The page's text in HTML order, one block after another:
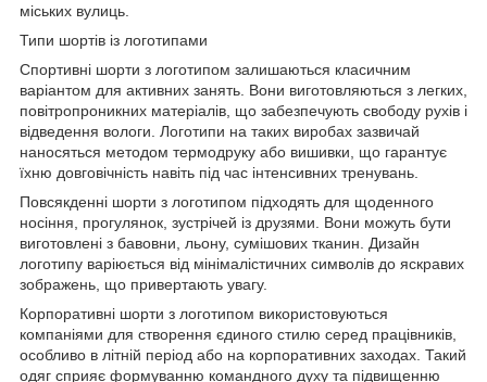
міських вулиць.
Типи шортів із логотипами
Спортивні шорти з логотипом залишаються класичним
варіантом для активних занять. Вони виготовляються з легких,
повітропроникних матеріалів, що забезпечують свободу рухів і
відведення вологи. Логотипи на таких виробах зазвичай
наносяться методом термодруку або вишивки, що гарантує
їхню довговічність навіть під час інтенсивних тренувань.
Повсякденні шорти з логотипом підходять для щоденного
носіння, прогулянок, зустрічей із друзями. Вони можуть бути
виготовлені з бавовни, льону, сумішових тканин. Дизайн
логотипу варіюється від мінімалістичних символів до яскравих
зображень, що привертають увагу.
Корпоративні шорти з логотипом використовуються
компаніями для створення єдиного стилю серед працівників,
особливо в літній період або на корпоративних заходах. Такий
одяг сприяє формуванню командного духу та підвищенню